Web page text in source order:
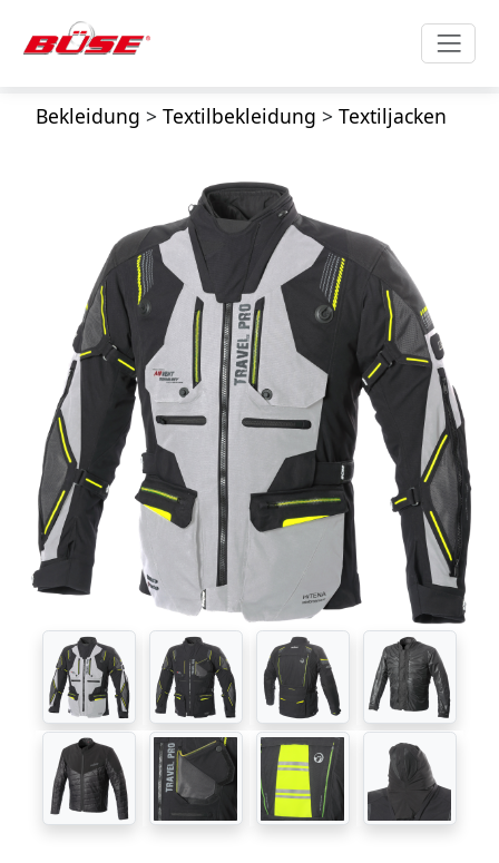
Bekleidung > Textilbekleidung > Textiljacken